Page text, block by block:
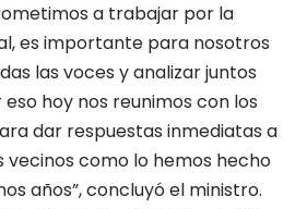
a trabajar por la
es importante para nosotros
las voces y analizar juntos
hoy nos reunimos con los
dar respuestas inmediatas a
vecinos como lo hemos hecho
años”, concluyó el ministro.